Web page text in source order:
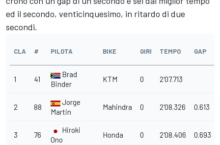
ed il secondo, venticinquesimo, in ritardo di due
secondi.
CLA # PILOTA BIKE GIRI TEMPO GAP
1 41
Brad
Binder
KTM 0 2'07.713
2 88
Jorge
Martin
Mahindra 0 2'08.326 0.613
3 76
Hiroki
Ono
Honda 0 2'08.406 0.693